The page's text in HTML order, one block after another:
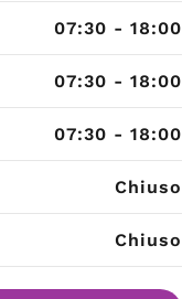
07:30 - 18:00
07:30 - 18:00
07:30 - 18:00
Chiuso
Chiuso